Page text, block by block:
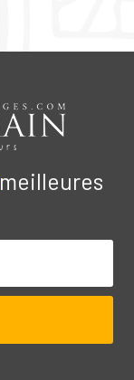
meilleures